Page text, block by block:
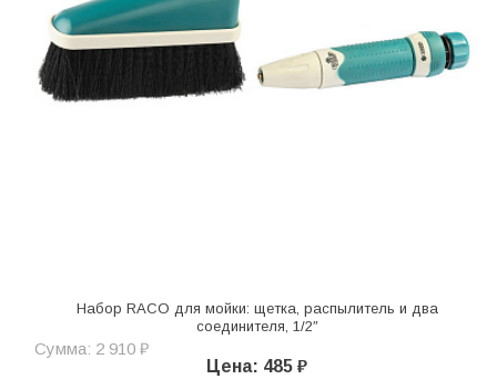
Набор RACO для мойки: щетка, распылитель и два
соединителя, 1/2″
Сумма: 2 910 ₽
Цена: 485 ₽